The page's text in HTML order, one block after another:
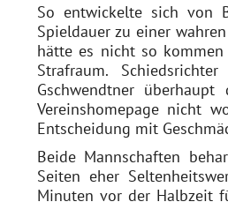
So entwickelte sich von
Spieldauer zu einer
hätte es nicht so
Strafraum.
Gschwendtner
Vereinshomepage nicht
Entscheidung mit
Beide Mannschaften
Seiten eher
Minuten vor der Halbzeit